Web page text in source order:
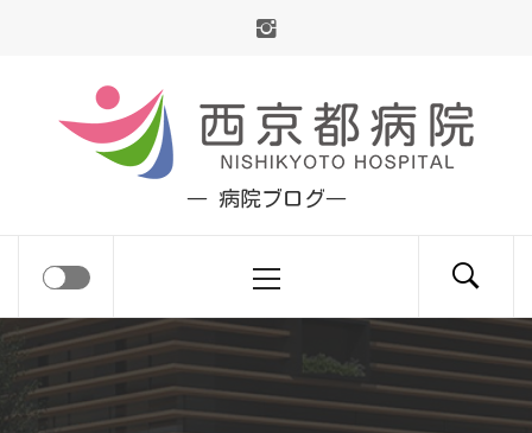
ッ
― 病院ブログ―
イ
ン
ニ